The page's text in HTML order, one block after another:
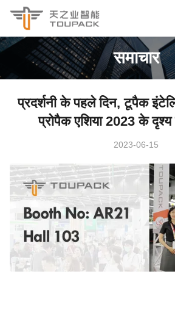
समाचार
प्रदर्शनी के पहले दिन, टूपैक
प्रोपैक एशिया 2023 के दृश्य
2023-06-15